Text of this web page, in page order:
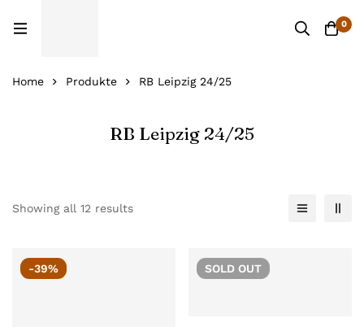
0
Home Produkte RB Leipzig 24/25
RB Leipzig 24/25
Showing all 12 results
-39% SOLD OUT